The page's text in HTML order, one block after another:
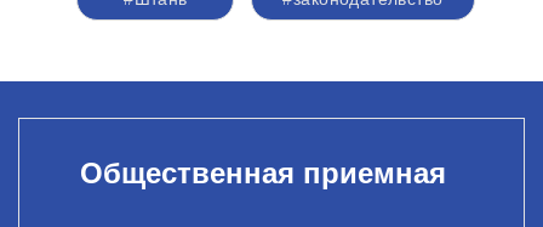
Общественная приемная